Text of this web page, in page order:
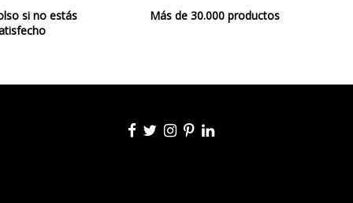
si no estás
Más de 30.000 productos